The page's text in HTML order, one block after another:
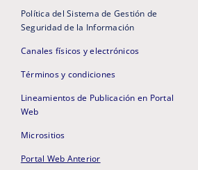
Política del Sistema de Gestión de
Seguridad de la Información
Canales físicos y electrónicos
Términos y condiciones
Lineamientos de Publicación en Portal
Web
Micrositios
Portal Web Anterior